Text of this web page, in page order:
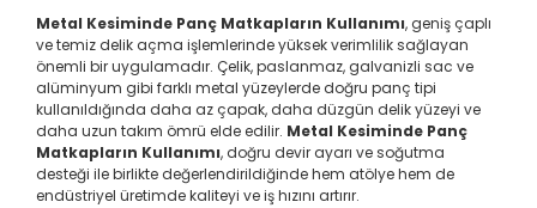
Metal Kesiminde Panç Matkapların Kullanımı, geniş çaplı
ve temiz delik açma işlemlerinde yüksek verimlilik sağlayan
önemli bir uygulamadır. Çelik, paslanmaz, galvanizli sac ve
alüminyum gibi farklı metal yüzeylerde doğru panç tipi
kullanıldığında daha az çapak, daha düzgün delik yüzeyi ve
daha uzun takım ömrü elde edilir. Metal Kesiminde Panç
Matkapların Kullanımı, doğru devir ayarı ve soğutma
desteği ile birlikte değerlendirildiğinde hem atölye hem de
endüstriyel üretimde kaliteyi ve iş hızını artırır.